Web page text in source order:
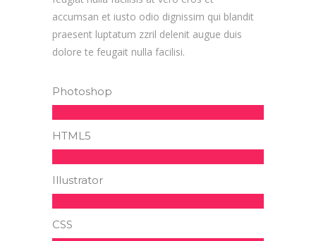
accumsan et iusto odio dignissim qui blandit
praesent luptatum zzril delenit augue duis
dolore te feugait nulla facilisi.
Photoshop
HTML5
Illustrator
CSS